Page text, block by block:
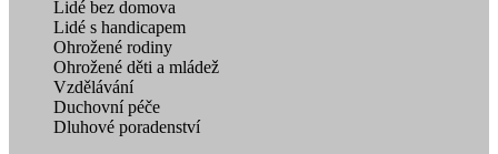
Lidé bez domova
Lidé s handicapem
Ohrožené rodiny
Ohrožené děti a mládež
Vzdělávání
Duchovní péče
Dluhové poradenství